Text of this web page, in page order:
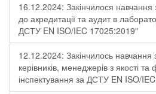
16.12.2024: Закінчилося навчання
до акредитації та аудит в
ДСТУ EN ISO/IEC 17025:2019"
12.12.2024: Закінчилось навчання
керівників, менеджерів з якості та
інспектування за ДСТУ EN ISO/